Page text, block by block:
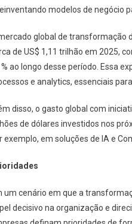
modelos de negócio
global de transformação
de US$ 1,11 trilhão em 2025,
ao longo desse período. Essa
e analytics, essenciais
disso, o gasto global com
de dólares investidos nos
exemplo, em soluções de IA e
um cenário em que a
decisivo na organização e